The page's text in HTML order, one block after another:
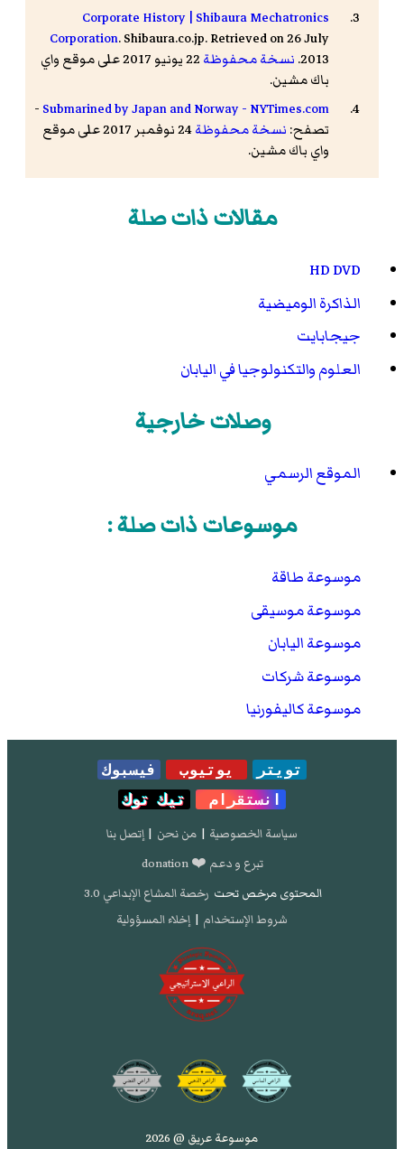
Corporate History | Shibaura Mechatronics
Corporation. Shibaura.co.jp. Retrieved on 26 July
2013. نسخة محفوظة
22 يونيو 2017 على موقع واي
باك مشين.
Submarined by Japan and Norway - NYTimes.com
-
تصفح: نسخة محفوظة
24 نوفمبر 2017 على موقع
واي باك مشين.
مقالات ذات صلة
HD DVD
الذاكرة الوميضية
جيجابايت
العلوم والتكنولوجيا في اليابان
وصلات خارجية
الموقع الرسمي
موسوعات ذات صلة :
موسوعة طاقة
موسوعة موسيقى
موسوعة اليابان
موسوعة شركات
موسوعة كاليفورنيا
تويتر يوتيوب
فيسبوك
انستقرام
تيك توك
سياسة الخصوصية | من نحن | إتصل بنا
تبرع و دعم ❤️ donation
المحتوى مرخص تحت رخصة المشاع الإبداعي 3.0
شروط الإستخدام | إخلاء المسؤولية
موسوعة عريق @ 2026